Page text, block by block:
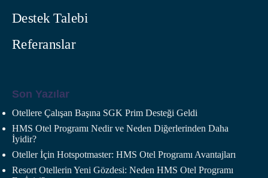
Destek Talebi
Referanslar
Son Yazılar
Otellere Çalışan Başına SGK Prim Desteği Geldi
HMS Otel Programı Nedir ve Neden Diğerlerinden Daha
İyidir?
Oteller İçin Hotspotmaster: HMS Otel Programı Avantajları
Resort Otellerin Yeni Gözdesi: Neden HMS Otel Programı